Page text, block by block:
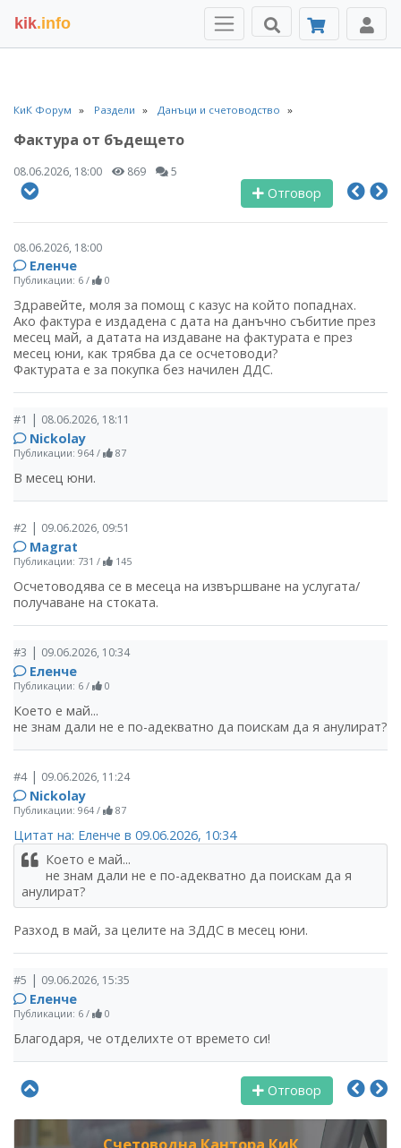
kik.info
КиК Форум Раздели Данъци и счетоводство
Фактура от бъдещето
08.06.2026, 18:00 869 5
Отговор
08.06.2026, 18:00
Еленче
Публикации: 6 / 0
Здравейте, моля за помощ с казус на който попаднах.
Ако фактура е издадена с дата на данъчно събитие през
месец май, а датата на издаване на фактурата е през
месец юни, как трябва да се осчетоводи?
Фактурата е за покупка без начилен ДДС.
#1 | 08.06.2026, 18:11
Nickolay
Публикации: 964 / 87
В месец юни.
#2 | 09.06.2026, 09:51
Magrat
Публикации: 731 / 145
Осчетоводява се в месеца на извършване на услугата/
получаване на стоката.
#3 | 09.06.2026, 10:34
Еленче
Публикации: 6 / 0
Което е май...
не знам дали не е по-адекватно да поискам да я анулират?
#4| 09.06.2026, 11:24
Nickolay
Публикации: 964 / 87
Цитат на: Еленче в 09.06.2026, 10:34
Което е май...
не знам дали не е по-адекватно да поискам да я
анулират?
Разход в май, за целите на ЗДДС в месец юни.
#5 | 09.06.2026, 15:35
Еленче
Публикации: 6 / 0
Благодаря, че отделихте от времето си!
Отговор